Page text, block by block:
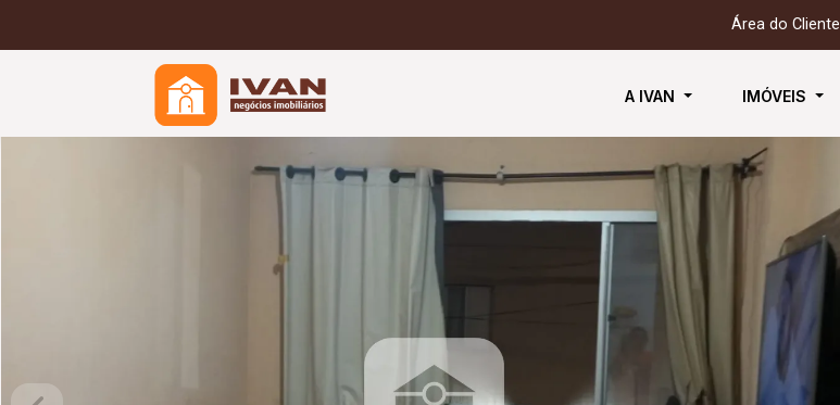
Área do Cliente
A IVAN IMÓVEIS